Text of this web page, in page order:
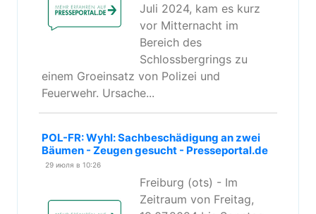
Juli 2024, kam es kurz
vor Mitternacht im
Bereich des
Schlossbergrings zu
einem Groeinsatz von Polizei und
Feuerwehr. Ursache...
POL-FR: Wyhl: Sachbeschädigung an zwei
Bäumen - Zeugen gesucht - Presseportal.de
29 июля в 10:26
Freiburg (ots) - Im
Zeitraum von Freitag,